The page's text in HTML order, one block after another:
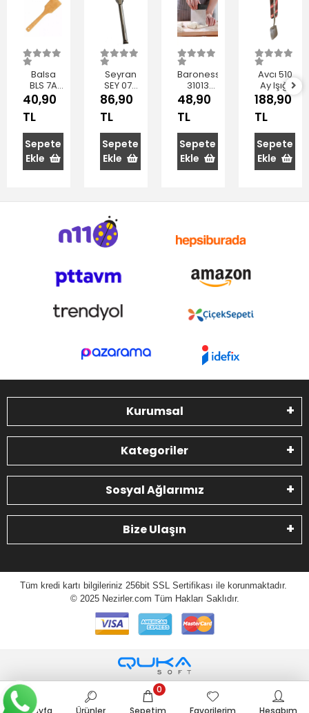
Balsa
BLS 7A
Ağaç
Spatula
40,90
TL
Sepete
Ekle
Seyran
SEY 070
Izgara
Maşa
86,90
TL
Sepete
Ekle
Baroness
31013
Spatulalı
Bıçak
48,90
TL
Sepete
Ekle
Avcı 510
Ay Işığı
Model
Servis
Spatulası
188,90
TL
Sepete
Ekle
Kurumsal
Kategoriler
Sosyal Ağlarımız
Bize Ulaşın
Tüm kredi kartı bilgileriniz 256bit SSL Sertifikası ile korunmaktadır.
© 2025 Nezirler.com Tüm Hakları Saklıdır.
Anasayfa Ürünler Sepetim
0
Favorilerim
Hesabım